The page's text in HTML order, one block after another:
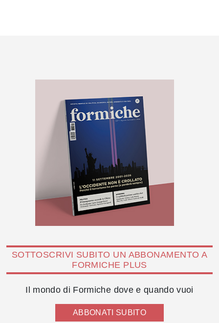
SOTTOSCRIVI SUBITO UN ABBONAMENTO A
FORMICHE PLUS
Il mondo di Formiche dove e quando vuoi
ABBONATI SUBITO